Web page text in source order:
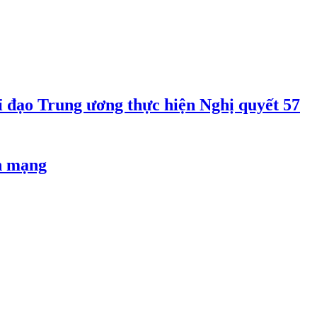
Trung ương thực hiện Nghị quyết 57
mạng